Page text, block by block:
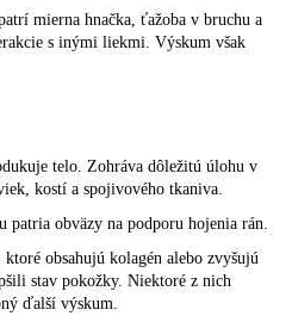
mierna hnačka, ťažoba v bruchu a
s inými liekmi. Výskum však
telo. Zohráva dôležitú úlohu v
kostí a spojivového tkaniva.
patria obväzy na podporu hojenia rán.
obsahujú kolagén alebo zvyšujú
stav pokožky. Niektoré z nich
ďalší výskum.